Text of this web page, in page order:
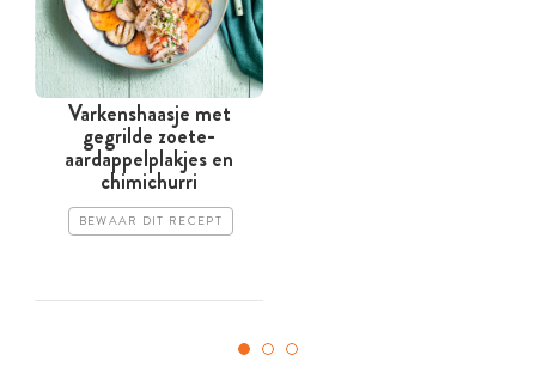
Varkenshaasje met
gegrilde zoete-
aardappelplakjes en
chimichurri
BEWAAR DIT RECEPT